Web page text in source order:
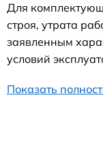
Для
строя, утрата
заявленным
условий
Показать